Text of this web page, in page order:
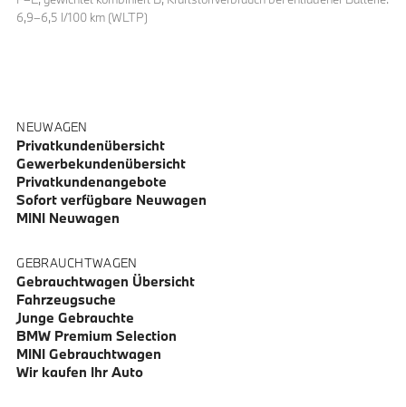
6,9–6,5 l/100 km (WLTP)
NEUWAGEN
Privatkundenübersicht
Gewerbekundenübersicht
Privatkundenangebote
Sofort verfügbare Neuwagen
MINI Neuwagen
GEBRAUCHTWAGEN
Gebrauchtwagen Übersicht
Fahrzeugsuche
Junge Gebrauchte
BMW Premium Selection
MINI Gebrauchtwagen
Wir kaufen Ihr Auto